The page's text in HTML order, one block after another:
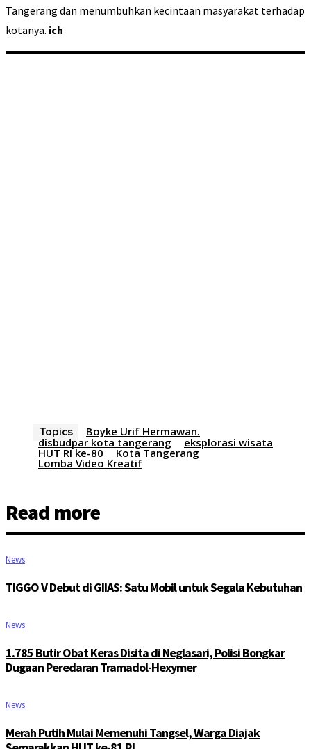
Tangerang dan menumbuhkan kecintaan masyarakat terhadap
kotanya. ich
Topics
Boyke Urif Hermawan.
disbudpar kota tangerang
eksplorasi wisata
HUT RI ke-80 Kota Tangerang
Lomba Video Kreatif
Read more
News
TIGGO V Debut di GIIAS: Satu Mobil untuk Segala Kebutuhan
News
1.785 Butir Obat Keras Disita di Neglasari, Polisi Bongkar
Dugaan Peredaran Tramadol-Hexymer
News
Merah Putih Mulai Memenuhi Tangsel, Warga Diajak